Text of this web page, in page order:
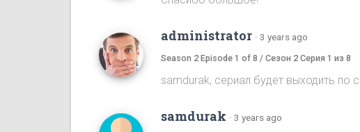
administrator · 3 years ago
Season 2 Episode 1 of 8 / Сезон 2 Серия 1 из 8
samdurak, сериал будет выходить по
samdurak · 3 years ago